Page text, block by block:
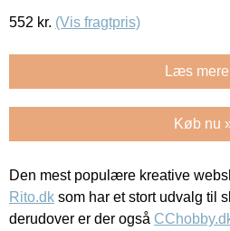
552 kr. (Vis fragtpris)
Læs
Køb nu
Den mest populære kreative
Rito.dk som har et stort udvalg til
derudover er der også